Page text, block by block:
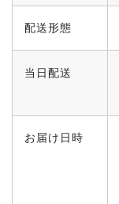
配送形態
当日配送
お届け日時